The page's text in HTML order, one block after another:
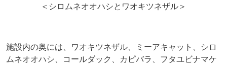
＜シロムネオオハシとワオキツネザル＞
施設内の奥には、ワオキツネザル、ミーアキャット、シロ
ムネオオハシ、コールダック、カピバラ、フタユビナマケ